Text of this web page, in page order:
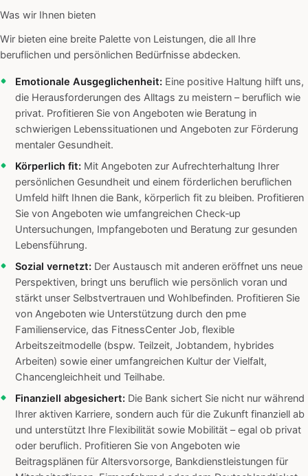
Was wir Ihnen bieten
Wir bieten eine breite Palette von Leistungen, die all Ihre
beruflichen und persönlichen Bedürfnisse abdecken.
Emotionale Ausgeglichenheit: Eine positive Haltung hilft uns,
die Herausforderungen des Alltags zu meistern – beruflich wie
privat. Profitieren Sie von Angeboten wie Beratung in
schwierigen Lebenssituationen und Angeboten zur Förderung
mentaler Gesundheit.
Körperlich fit: Mit Angeboten zur Aufrechterhaltung Ihrer
persönlichen Gesundheit und einem förderlichen beruflichen
Umfeld hilft Ihnen die Bank, körperlich fit zu bleiben. Profitieren
Sie von Angeboten wie umfangreichen Check‑up
Untersuchungen, Impfangeboten und Beratung zur gesunden
Lebensführung.
Sozial vernetzt: Der Austausch mit anderen eröffnet uns neue
Perspektiven, bringt uns beruflich wie persönlich voran und
stärkt unser Selbstvertrauen und Wohlbefinden. Profitieren Sie
von Angeboten wie Unterstützung durch den pme
Familienservice, das FitnessCenter Job, flexible
Arbeitszeitmodelle (bspw. Teilzeit, Jobtandem, hybrides
Arbeiten) sowie einer umfangreichen Kultur der Vielfalt,
Chancengleichheit und Teilhabe.
Finanziell abgesichert: Die Bank sichert Sie nicht nur während
Ihrer aktiven Karriere, sondern auch für die Zukunft finanziell ab
und unterstützt Ihre Flexibilität sowie Mobilität – egal ob privat
oder beruflich. Profitieren Sie von Angeboten wie
Beitragsplänen für Altersvorsorge, Bankdienstleistungen für